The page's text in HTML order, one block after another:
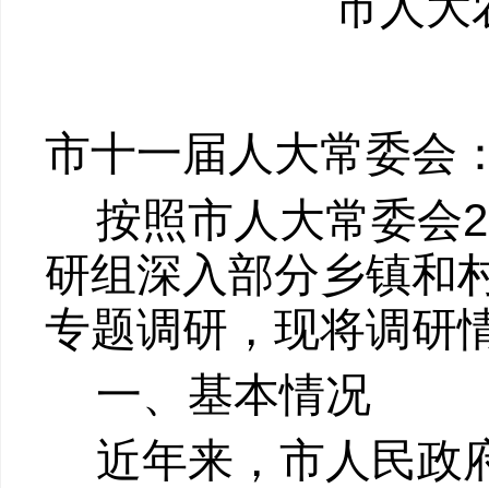
市十一届 人大常委会
按照市人大常委会
研组深入部分乡镇和
专题调研，现将调研
一、基本情况
近年来，市人民政